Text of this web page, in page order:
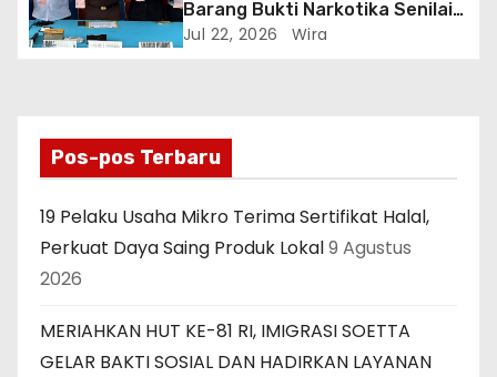
Barang Bukti Narkotika Senilai
Rp7,9 Miliar, Selamatkan 83 Ribu
Jul 22, 2026 Wira
Pos-pos Terbaru
19 Pelaku Usaha Mikro Terima Sertifikat Halal,
Perkuat Daya Saing Produk Lokal9 Agustus
2026
MERIAHKAN HUT KE-81 RI, IMIGRASI SOETTA
GELAR BAKTI SOSIAL DAN HADIRKAN LAYANAN